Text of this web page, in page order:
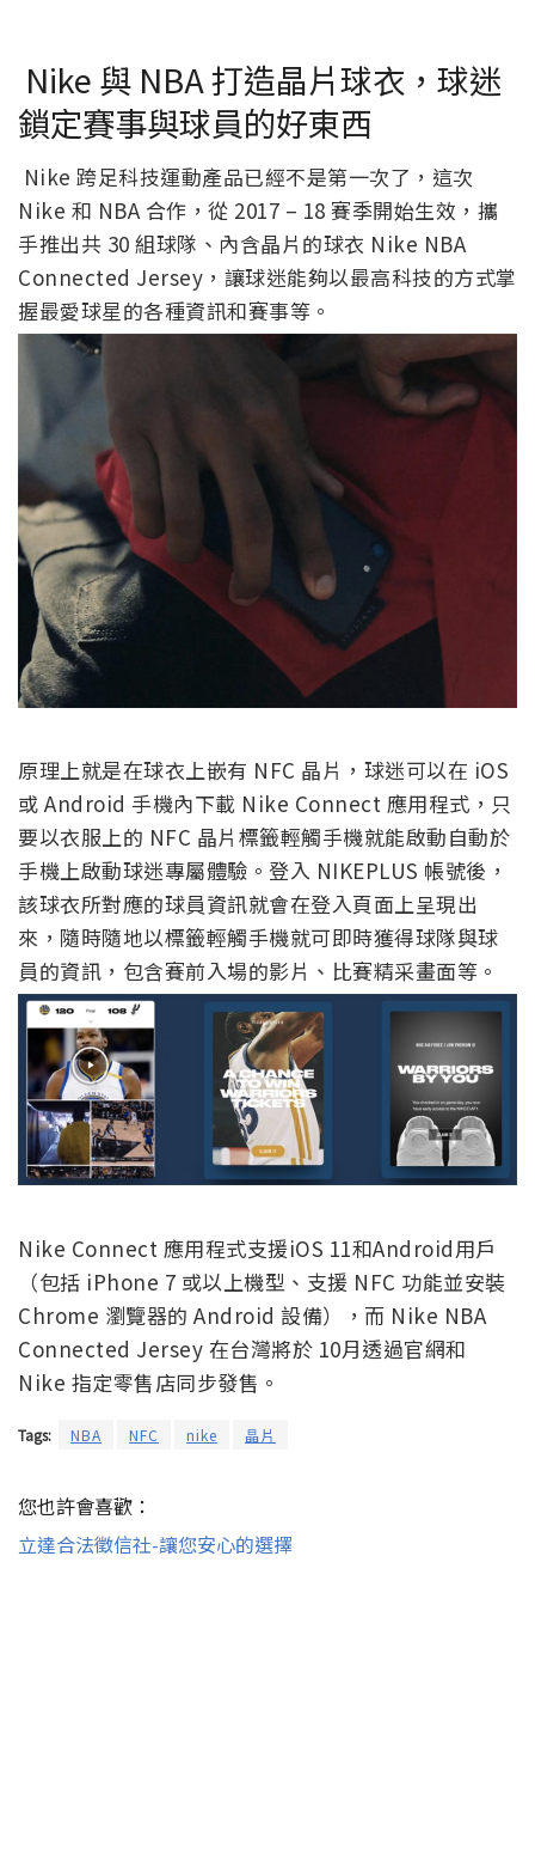
Nike 與 NBA 打造晶片球衣，球迷
鎖定賽事與球員的好東西
Nike 跨足科技運動產品已經不是第一次了，這次
Nike 和 NBA 合作，從 2017 – 18 賽季開始生效，攜
手推出共 30 組球隊、內含晶片的球衣 Nike NBA
Connected Jersey，讓球迷能夠以最高科技的方式掌
握最愛球星的各種資訊和賽事等。
原理上就是在球衣上嵌有 NFC 晶片，球迷可以在 iOS
或 Android 手機內下載 Nike Connect 應用程式，只
要以衣服上的 NFC 晶片標籤輕觸手機就能啟動自動於
手機上啟動球迷專屬體驗。登入 NIKEPLUS 帳號後，
該球衣所對應的球員資訊就會在登入頁面上呈現出
來，隨時隨地以標籤輕觸手機就可即時獲得球隊與球
員的資訊，包含賽前入場的影片、比賽精采畫面等。
Nike Connect 應用程式支援iOS 11和Android用戶
（包括 iPhone 7 或以上機型、支援 NFC 功能並安裝
Chrome 瀏覽器的 Android 設備），而 Nike NBA
Connected Jersey 在台灣將於 10月透過官網和
Nike 指定零售店同步發售。
Tags: NBA NFC nike 晶片
您也許會喜歡：
立達合法徵信社-讓您安心的選擇